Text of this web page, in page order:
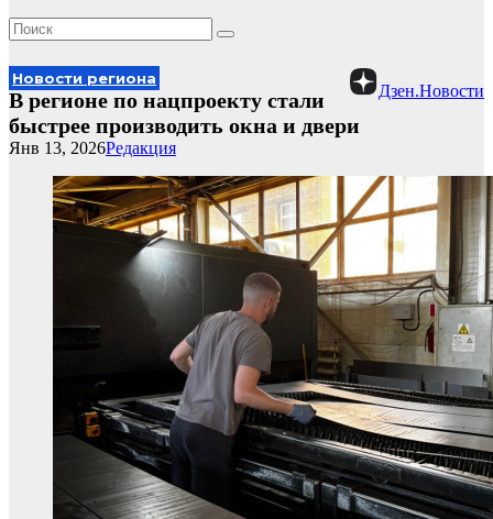
Дзен.Новости
Новости региона
В регионе по нацпроекту стали
быстрее производить окна и двери
Редакция
Янв 13, 2026